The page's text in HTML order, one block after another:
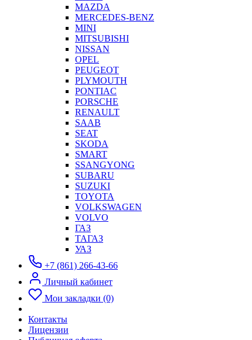
MAZDA
MERCEDES-BENZ
MINI
MITSUBISHI
NISSAN
OPEL
PEUGEOT
PLYMOUTH
PONTIAC
PORSCHE
RENAULT
SAAB
SEAT
SKODA
SMART
SSANGYONG
SUBARU
SUZUKI
TOYOTA
VOLKSWAGEN
VOLVO
ГАЗ
ТАГАЗ
УАЗ
+7 (861) 266-43-66
Личный кабинет
Мои закладки (0)
Контакты
Лицензии